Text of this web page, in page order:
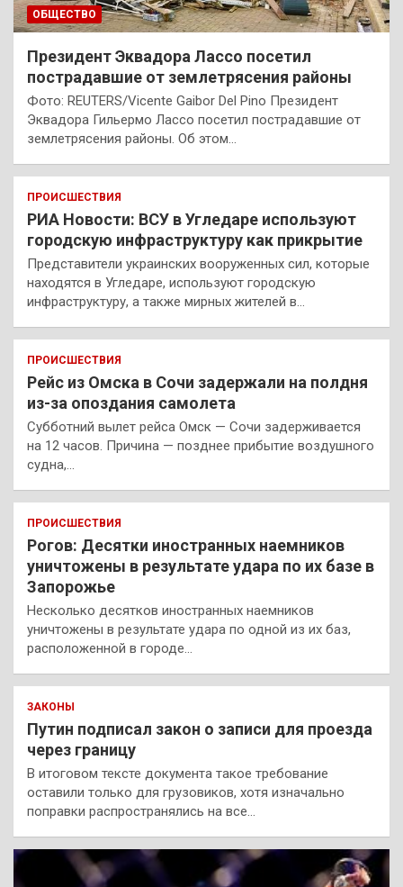
ОБЩЕСТВО
Президент Эквадора Лассо посетил
пострадавшие от землетрясения районы
Фото: REUTERS/Vicente Gaibor Del Pino Президент
Эквадора Гильермо Лассо посетил пострадавшие от
землетрясения районы. Об этом…
ПРОИСШЕСТВИЯ
РИА Новости: ВСУ в Угледаре используют
городскую инфраструктуру как прикрытие
Представители украинских вооруженных сил, которые
находятся в Угледаре, используют городскую
инфраструктуру, а также мирных жителей в…
ПРОИСШЕСТВИЯ
Рейс из Омска в Сочи задержали на полдня
из-за опоздания самолета
Субботний вылет рейса Омск — Сочи задерживается
на 12 часов. Причина — позднее прибытие воздушного
судна,…
ПРОИСШЕСТВИЯ
Рогов: Десятки иностранных наемников
уничтожены в результате удара по их базе в
Запорожье
Несколько десятков иностранных наемников
уничтожены в результате удара по одной из их баз,
расположенной в городе…
ЗАКОНЫ
Путин подписал закон о записи для проезда
через границу
В итоговом тексте документа такое требование
оставили только для грузовиков, хотя изначально
поправки распространялись на все…